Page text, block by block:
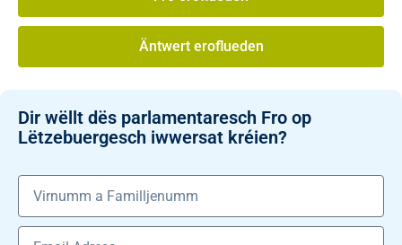
Äntwert eroflueden
Dir wëllt dës parlamentaresch Fro op
Lëtzebuergesch iwwersat kréien?